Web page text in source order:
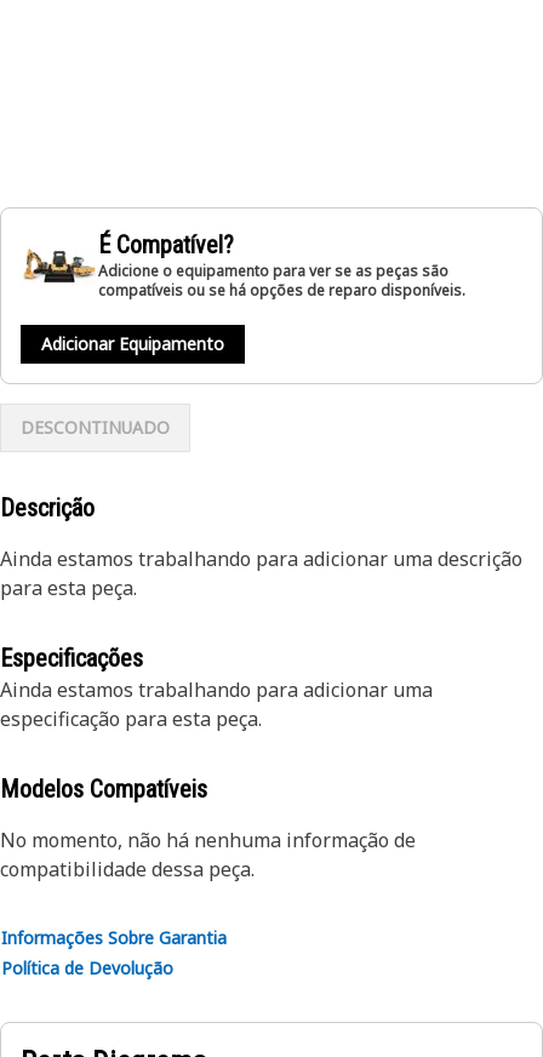
É Compatível?
Adicione o equipamento para ver se as peças são
compatíveis ou se há opções de reparo disponíveis.
Adicionar Equipamento
DESCONTINUADO
Descrição
Ainda estamos trabalhando para adicionar uma descrição
para esta peça.
Especificações
Ainda estamos trabalhando para adicionar uma
especificação para esta peça.
Modelos Compatíveis
No momento, não há nenhuma informação de
compatibilidade dessa peça.
Informações Sobre Garantia
Política de Devolução